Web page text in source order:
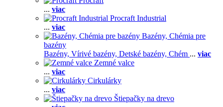
... viac
Procraft Industrial
... viac
Bazény, Chémia pre
bazény
Bazény, Vírivé bazény, Detské bazény, Chém ... viac
Zemné valce
... viac
Cirkulárky
... viac
Štiepačky na drevo